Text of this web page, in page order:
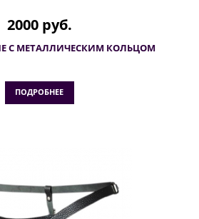
2000 руб.
С МЕТАЛЛИЧЕСКИМ КОЛЬЦОМ
ПОДРОБНЕЕ